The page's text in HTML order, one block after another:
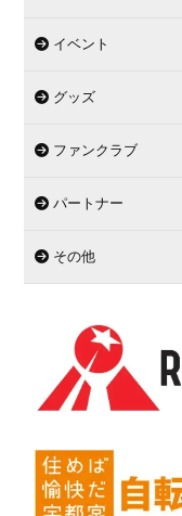
イベント
グッズ
ファンクラブ
パートナー
その他